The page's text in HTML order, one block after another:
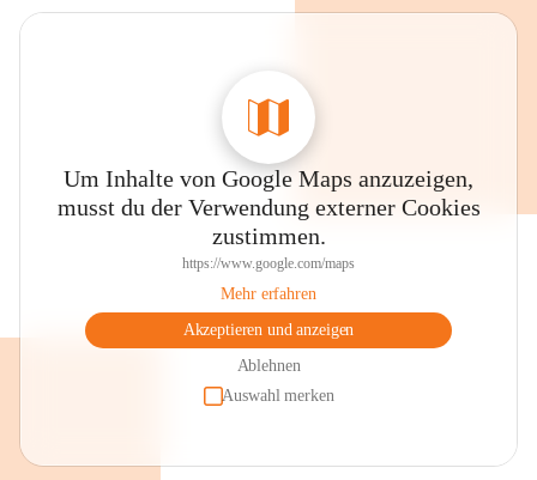
Um Inhalte von Google Maps anzuzeigen,
musst du der Verwendung externer Cookies
zustimmen.
https://www.google.com/maps
Mehr erfahren
Akzeptieren und anzeigen
Ablehnen
Auswahl merken